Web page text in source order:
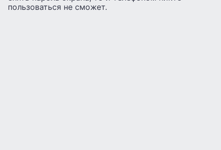
пользоваться не сможет.